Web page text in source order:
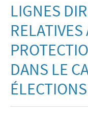
LIGNES
DANS LE